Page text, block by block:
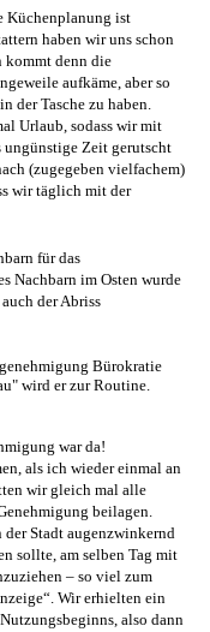
Küchenplanung ist
haben wir uns schon
kommt denn die
aufkäme, aber so
der Tasche zu haben.
Urlaub, sodass wir mit
ungünstige Zeit gerutscht
(zugegeben vielfachem)
wir täglich mit der
für das
Nachbarn im Osten wurde
der Abriss
wird er zur Routine.
war da!
als ich wieder einmal an
wir gleich mal alle
beilagen.
Stadt augenzwinkernd
sollte, am selben Tag mit
– so viel zum
Wir erhielten ein
also dann